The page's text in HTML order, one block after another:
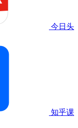
今日头
知乎课